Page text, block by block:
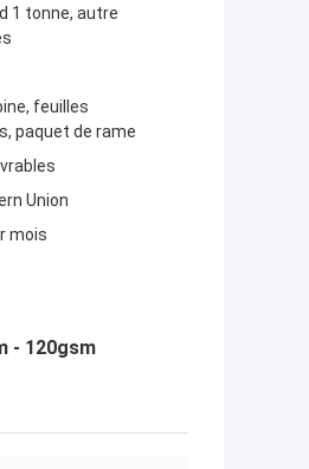
1 tonne, autre
feuilles
paquet de rame
Union
mois
- 120gsm